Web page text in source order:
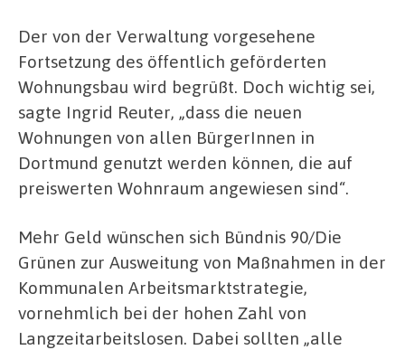
Der von der Verwaltung vorgesehene
Fortsetzung des öffentlich geförderten
Wohnungsbau wird begrüßt. Doch wichtig sei,
sagte Ingrid Reuter, „dass die neuen
Wohnungen von allen BürgerInnen in
Dortmund genutzt werden können, die auf
preiswerten Wohnraum angewiesen sind“.
Mehr Geld wünschen sich Bündnis 90/Die
Grünen zur Ausweitung von Maßnahmen in der
Kommunalen Arbeitsmarktstrategie,
vornehmlich bei der hohen Zahl von
Langzeitarbeitslosen. Dabei sollten „alle